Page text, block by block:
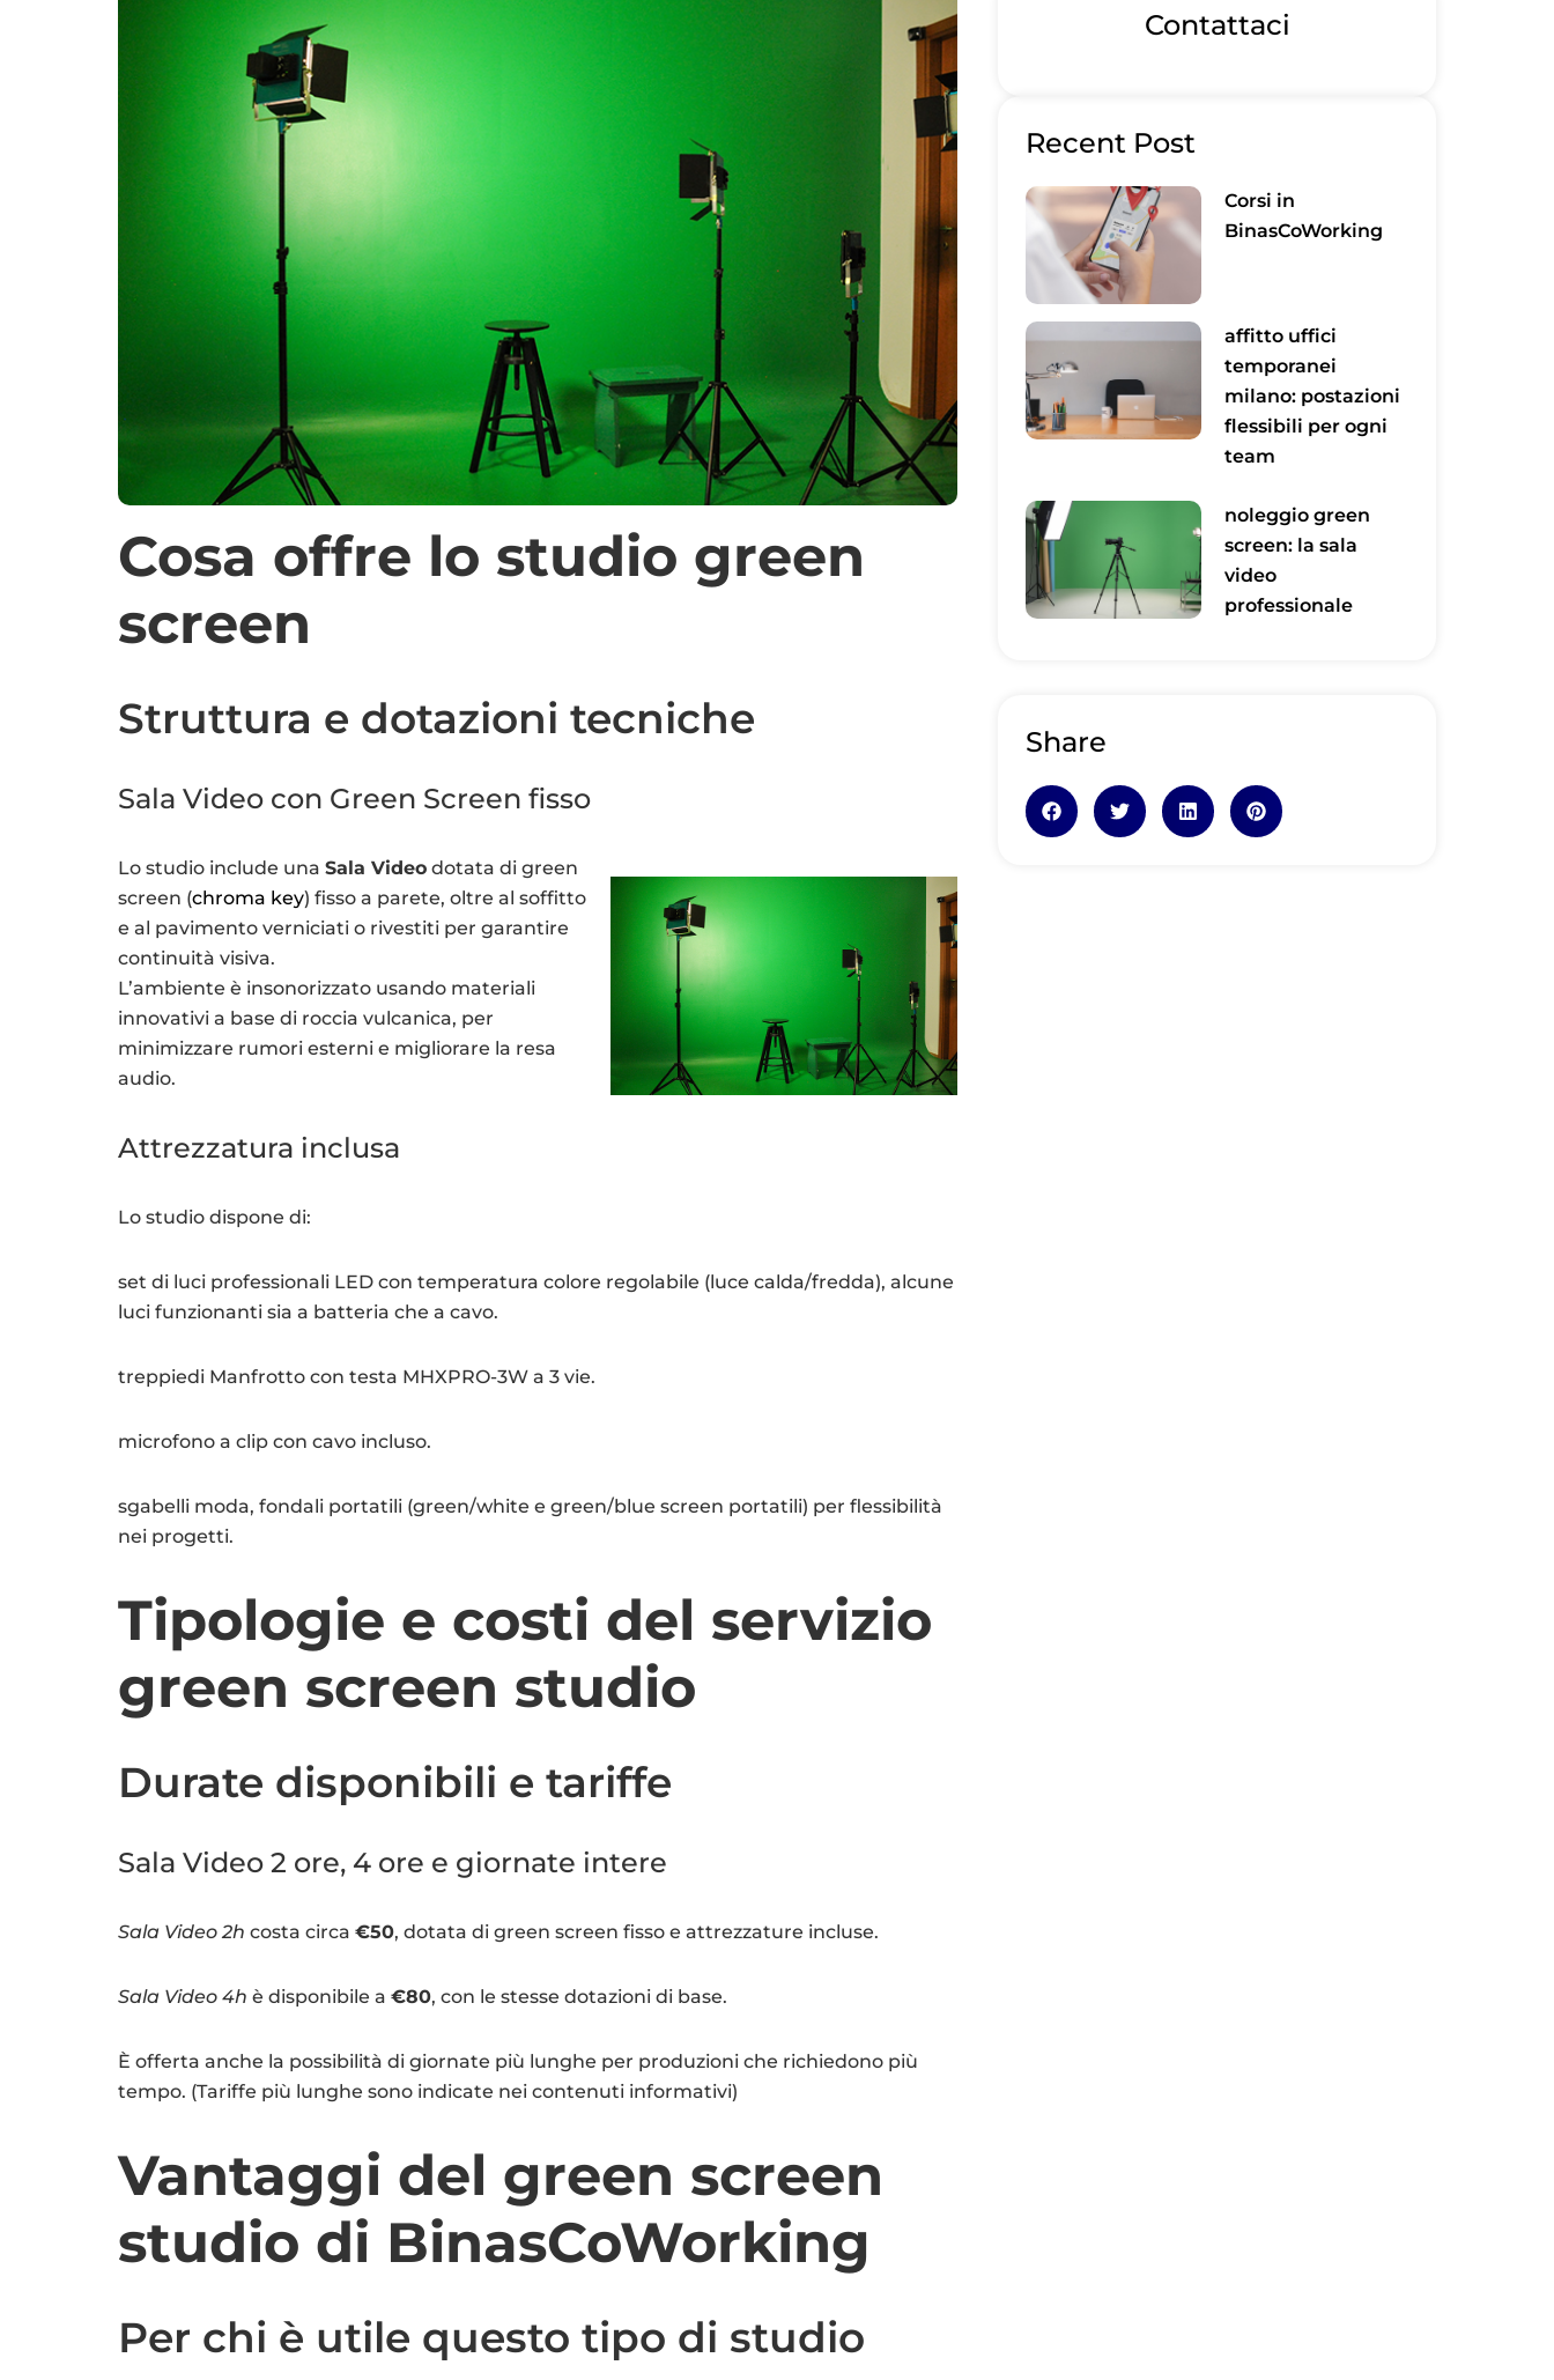
Cosa offre lo studio green
screen
Struttura e dotazioni tecniche
Sala Video con Green Screen fisso
Lo studio include una Sala Video dotata di green
screen (chroma key) fisso a parete, oltre al soffitto
e al pavimento verniciati o rivestiti per garantire
continuità visiva.
L’ambiente è insonorizzato usando materiali
innovativi a base di roccia vulcanica, per
minimizzare rumori esterni e migliorare la resa
audio.
Attrezzatura inclusa
Lo studio dispone di:
set di luci professionali LED con temperatura colore regolabile (luce calda/fredda), alcune
luci funzionanti sia a batteria che a cavo.
treppiedi Manfrotto con testa MHXPRO-3W a 3 vie.
microfono a clip con cavo incluso.
sgabelli moda, fondali portatili (green/white e green/blue screen portatili) per flessibilità
nei progetti.
Tipologie e costi del servizio
green screen studio
Durate disponibili e tariffe
Sala Video 2 ore, 4 ore e giornate intere
Sala Video 2h costa circa €50, dotata di green screen fisso e attrezzature incluse.
Sala Video 4h è disponibile a €80, con le stesse dotazioni di base.
È offerta anche la possibilità di giornate più lunghe per produzioni che richiedono più
tempo. (Tariffe più lunghe sono indicate nei contenuti informativi)
Vantaggi del green screen
studio di BinasCoWorking
Per chi è utile questo tipo di studio
Contattaci
Recent Post
Corsi in
BinasCoWorking
affitto uffici
temporanei
milano: postazioni
flessibili per ogni
team
noleggio green
screen: la sala
video
professionale
Share